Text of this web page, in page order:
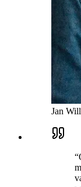
Jan
“